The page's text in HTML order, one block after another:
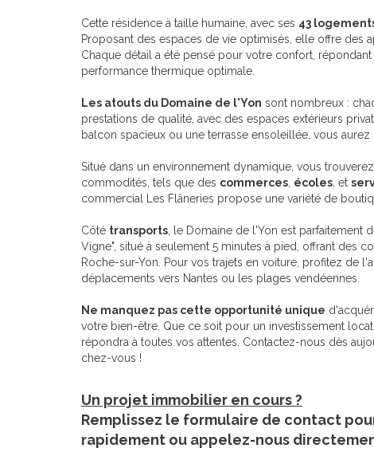
Cette résidence à taille humaine, avec ses 43
Proposant des espaces de vie optimisés, elle offre des
Chaque détail a été pensé pour votre confort,
performance thermique optimale.
Les atouts du Domaine de l'Yon sont nombreux :
prestations de qualité, avec des espaces extérieurs
balcon spacieux ou une terrasse ensoleillée, vous
Situé dans un environnement dynamique, vous
commodités, tels que des commerces écoles , et
commercial Les Flâneries propose une variété de
Côté transports , le Domaine de l'Yon est parfaitement
Vigne", situé à seulement 5 minutes à pied, offrant des
Roche-sur-Yon. Pour vos trajets en voiture, profitez de
déplacements vers Nantes ou les plages vendéennes.
Ne manquez pas cette opportunité unique
votre bien-être. Que ce soit pour un investissement
répondra à toutes vos attentes. Contactez-nous dès
chez-vous !
Un projet immobilier en cours ?
Remplissez le formulaire de contact
rapidement ou appelez-nous